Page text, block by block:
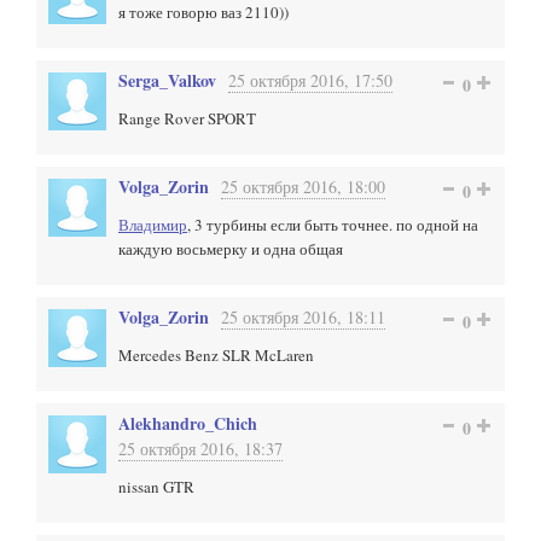
я тоже говорю ваз 2110))
Serga_Valkov 25 октября 2016, 17:50 0
Range Rover SPORT
Volga_Zorin 25 октября 2016, 18:00 0
Владимир, 3 турбины если быть точнее. по одной на
каждую восьмерку и одна общая
Volga_Zorin 25 октября 2016, 18:11 0
Mercedes Benz SLR McLaren
Alekhandro_Chich
25 октября 2016, 18:37
0
nissan GTR